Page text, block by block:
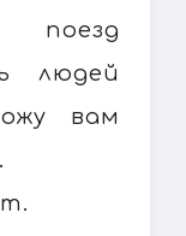
людей
вам